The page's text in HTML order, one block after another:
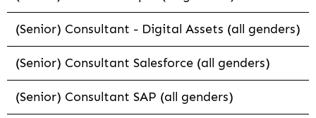
(Senior) Consultant - Digital Assets (all genders)
(Senior) Consultant Salesforce (all genders)
(Senior) Consultant SAP (all genders)